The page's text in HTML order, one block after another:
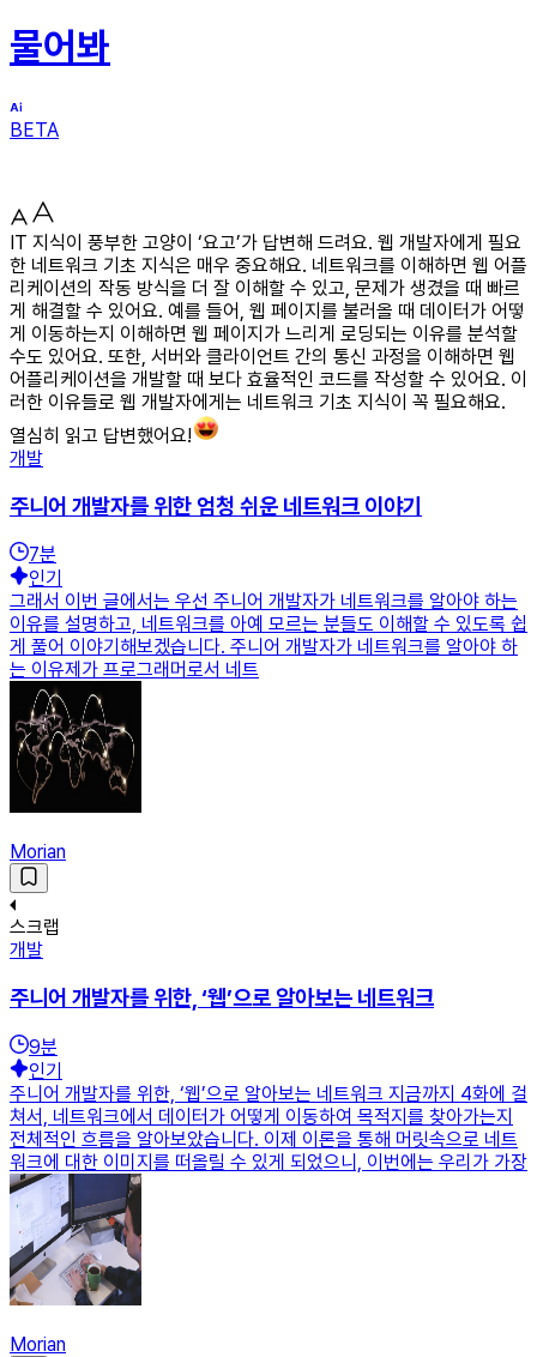
물어봐
BETA
IT 지식이 풍부한 고양이 ‘요고’가 답변해 드려요. 웹 개발자에게 필요
한 네트워크 기초 지식은 매우 중요해요. 네트워크를 이해하면 웹 어플
리케이션의 작동 방식을 더 잘 이해할 수 있고, 문제가 생겼을 때 빠르
게 해결할 수 있어요. 예를 들어, 웹 페이지를 불러올 때 데이터가 어떻
게 이동하는지 이해하면 웹 페이지가 느리게 로딩되는 이유를 분석할
수도 있어요. 또한, 서버와 클라이언트 간의 통신 과정을 이해하면 웹
어플리케이션을 개발할 때 보다 효율적인 코드를 작성할 수 있어요. 이
러한 이유들로 웹 개발자에게는 네트워크 기초 지식이 꼭 필요해요.
열심히 읽고 답변했어요!
개발
주니어 개발자를 위한 엄청 쉬운 네트워크 이야기
7분
인기
그래서 이번 글에서는 우선 주니어 개발자가 네트워크를 알아야 하는
이유를 설명하고, 네트워크를 아예 모르는 분들도 이해할 수 있도록 쉽
게 풀어 이야기해보겠습니다. 주니어 개발자가 네트워크를 알아야 하
는 이유제가 프로그래머로서 네트
Morian
스크랩
개발
주니어 개발자를 위한, ‘웹’으로 알아보는 네트워크
9분
인기
주니어 개발자를 위한, ‘웹’으로 알아보는 네트워크 지금까지 4화에 걸
쳐서, 네트워크에서 데이터가 어떻게 이동하여 목적지를 찾아가는지
전체적인 흐름을 알아보았습니다. 이제 이론을 통해 머릿속으로 네트
워크에 대한 이미지를 떠올릴 수 있게 되었으니, 이번에는 우리가 가장
Morian